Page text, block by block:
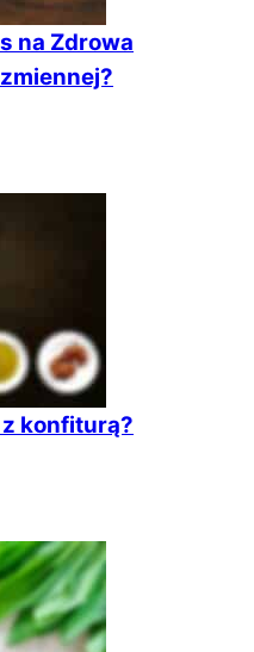
na Zdrowa
konfiturą?